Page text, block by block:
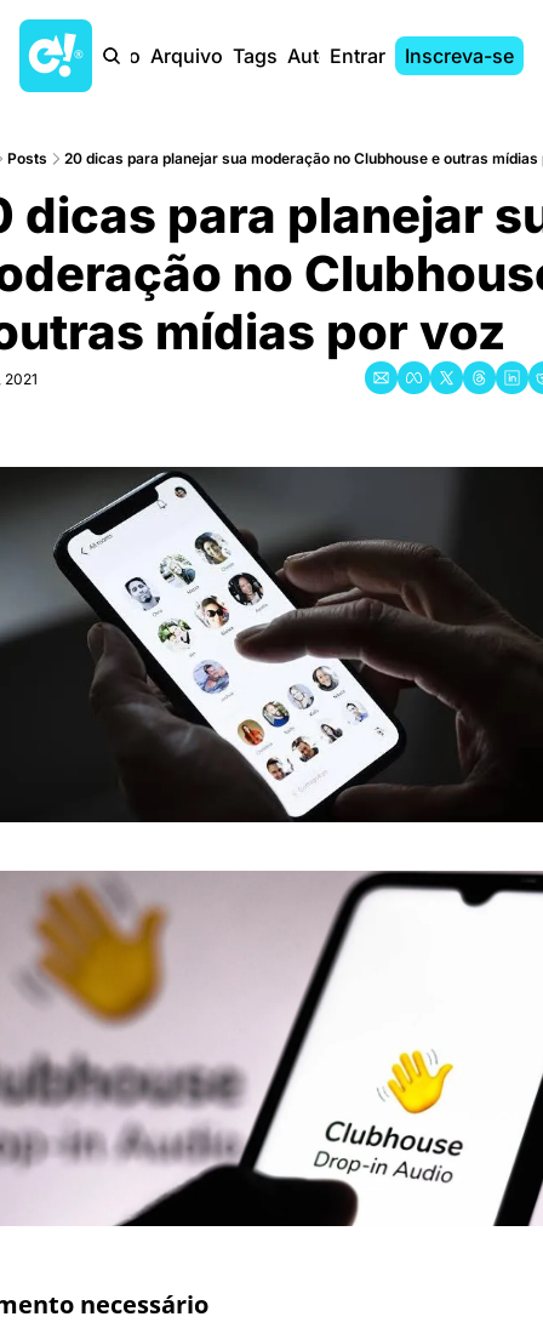
Início Arquivo Tags AutoresEntrar Inscreva-se
Posts 20 dicas para planejar sua moderação no Clubhouse e outras mídias
dicas para planejar
no
mídias por voz
2021
necessário